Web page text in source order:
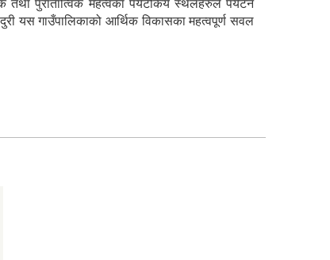
तथा पुरातात्विक महत्वका पर्यटकिय स्थलहरुले पर्यटन
यस गाउँपालिकाको आर्थिक विकासका महत्वपूर्ण सवल